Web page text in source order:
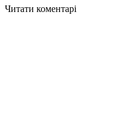
Читати коментарі